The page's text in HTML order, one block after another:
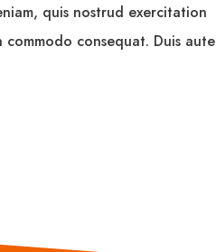
quis nostrud exercitation
consequat. Duis aute